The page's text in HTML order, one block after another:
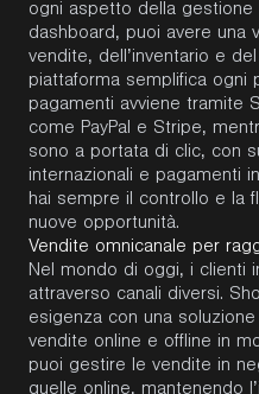
ogni aspetto della gestione
dashboard, puoi avere una
vendite, dell’inventario e
piattaforma semplifica ogni
pagamenti avviene tramite
come PayPal e Stripe,
sono a portata di clic, con
internazionali e pagamenti
hai sempre il controllo e la
nuove opportunità.
Vendite omnicanale per
Nel mondo di oggi, i clienti
attraverso canali diversi.
esigenza con una soluzione
vendite online e offline in
puoi gestire le vendite in